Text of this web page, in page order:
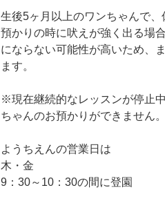
生後5ヶ月以上のワンちゃんで
預かりの時に吠えが強く出る場
にならない可能性が高いため、
ます。
※現在継続的なレッスンが停止
ちゃんのお預かりができません。
ようちえんの営業日は
木・金
9：30～10：30の間に登園